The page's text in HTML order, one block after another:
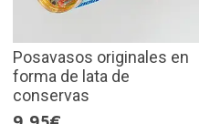
Posavasos originales en
forma de lata de
conservas